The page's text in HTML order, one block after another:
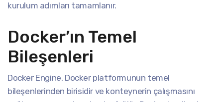
kurulum adımları tamamlanır.
Docker’ın Temel
Bileşenleri
Docker Engine, Docker platformunun temel
bileşenlerinden birisidir ve konteynerin çalışmasını